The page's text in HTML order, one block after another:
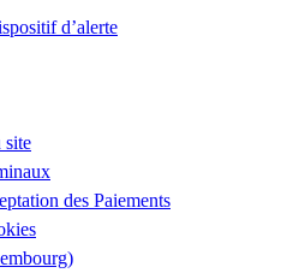
d’alerte
site
des Paiements